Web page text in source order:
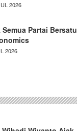
2026
Partai Bersatu
2026